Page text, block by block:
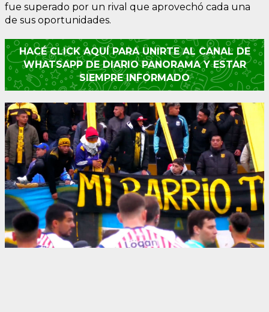
fue superado por un rival que aprovechó cada una
de sus oportunidades.
HACÉ CLICK AQUÍ PARA UNIRTE AL CANAL DE
WHATSAPP DE DIARIO PANORAMA Y ESTAR
SIEMPRE INFORMADO